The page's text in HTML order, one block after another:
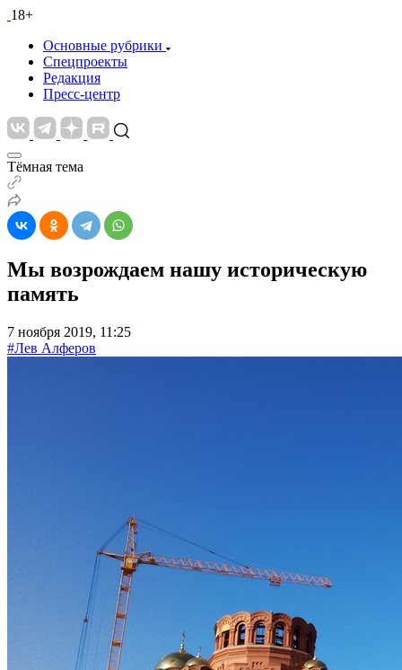
18+
Основные рубрики
Спецпроекты
Редакция
Пресс-центр
Тёмная тема
Мы возрождаем нашу историческую
память
7 ноября 2019, 11:25
#Лев Алферов